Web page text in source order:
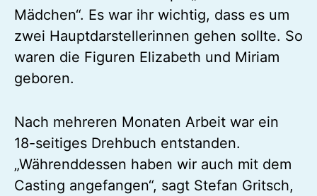
Mädchen“. Es war ihr wichtig, dass es um
zwei Hauptdarstellerinnen gehen sollte. So
waren die Figuren Elizabeth und Miriam
geboren.
Nach mehreren Monaten Arbeit war ein
18-seitiges Drehbuch entstanden.
„Währenddessen haben wir auch mit dem
Casting angefangen“, sagt Stefan Gritsch,